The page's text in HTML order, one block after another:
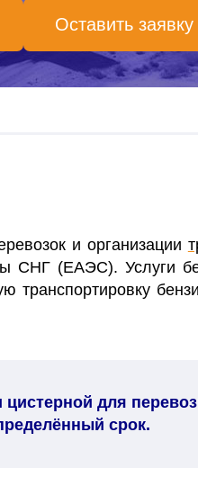
Оставить заявку
и организации
СНГ (ЕАЭС). Услуги
транспортировку
для
срок.